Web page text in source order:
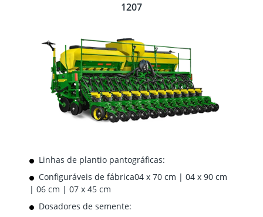
1207
Linhas de plantio pantográficas:
Configuráveis de fábrica04 x 70 cm | 04 x 90 cm
| 06 cm | 07 x 45 cm
Dosadores de semente: